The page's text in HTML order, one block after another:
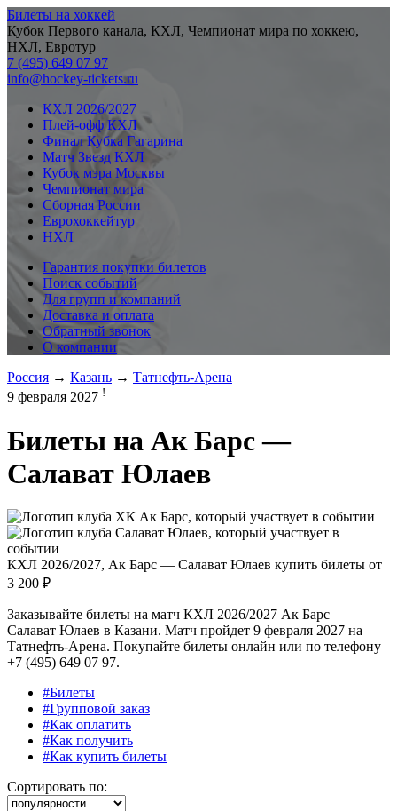
Билеты на хоккей
Кубок Первого канала, КХЛ, Чемпионат мира по хоккею,
НХЛ, Евротур
7 (495) 649 07 97
info@hockey-tickets.ru
КХЛ 2026/2027
Плей-офф КХЛ
Финал Кубка Гагарина
Матч Звезд КХЛ
Кубок мэра Москвы
Чемпионат мира
Сборная России
Еврохоккейтур
НХЛ
Гарантия покупки билетов
Поиск событий
Для групп и компаний
Доставка и оплата
Обратный звонок
О компании
Россия → Казань → Татнефть-Арена
9 февраля 2027 !
Билеты на Ак Барс —
Салават Юлаев
КХЛ 2026/2027, Ак Барс — Салават Юлаев купить билеты от
3 200 ₽
Заказывайте билеты на матч КХЛ 2026/2027 Ак Барс –
Салават Юлаев в Казани. Матч пройдет 9 февраля 2027 на
Татнефть-Арена. Покупайте билеты онлайн или по телефону
+7 (495) 649 07 97.
#Билеты
#Групповой заказ
#Как оплатить
#Как получить
#Как купить билеты
Сортировать по: